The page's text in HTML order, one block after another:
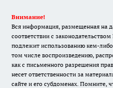
Внимание!
Вся информация, размещенная на
соответствии с
подлежит использованию кем-
том числе воспроизведению,
как с письменного разрешения
несет ответственности за
сайте и его субдоменах. Помните,